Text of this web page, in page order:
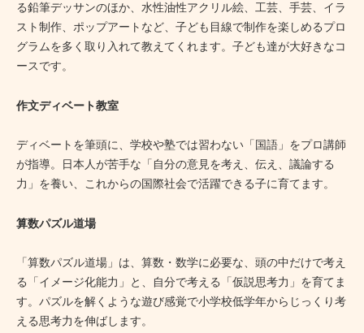
る鉛筆デッサンのほか、水性油性アクリル絵、工芸、手芸、イラ
スト制作、ポップアートなど、子ども目線で制作を楽しめるプロ
グラムを多く取り入れて教えてくれます。子ども達が大好きなコ
ースです。
作文ディベート教室
ディベートを筆頭に、学校や塾では習わない「国語」をプロ講師
が指導。日本人が苦手な「自分の意見を考え、伝え、議論する
力」を養い、これからの国際社会で活躍できる子に育てます。
算数パズル道場
「算数パズル道場」は、算数・数学に必要な、頭の中だけで考え
る「イメージ化能力」と、自分で考える「仮説思考力」を育てま
す。パズルを解くような遊び感覚で小学校低学年からじっくり考
える思考力を伸ばします。